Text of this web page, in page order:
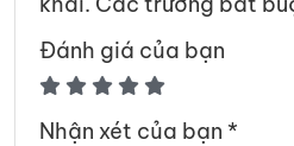
Đánh giá của bạn
Nhận xét của bạn *